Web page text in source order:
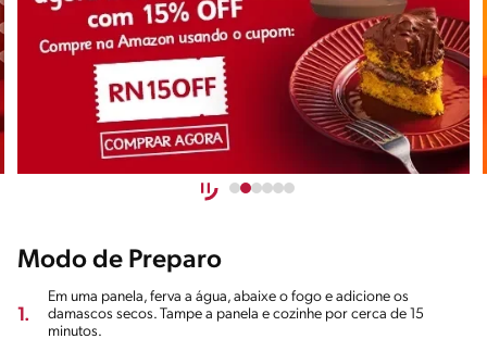
Modo de Preparo
1.
Em uma panela, ferva a água, abaixe o fogo e adicione os
damascos secos. Tampe a panela e cozinhe por cerca de 15
minutos.